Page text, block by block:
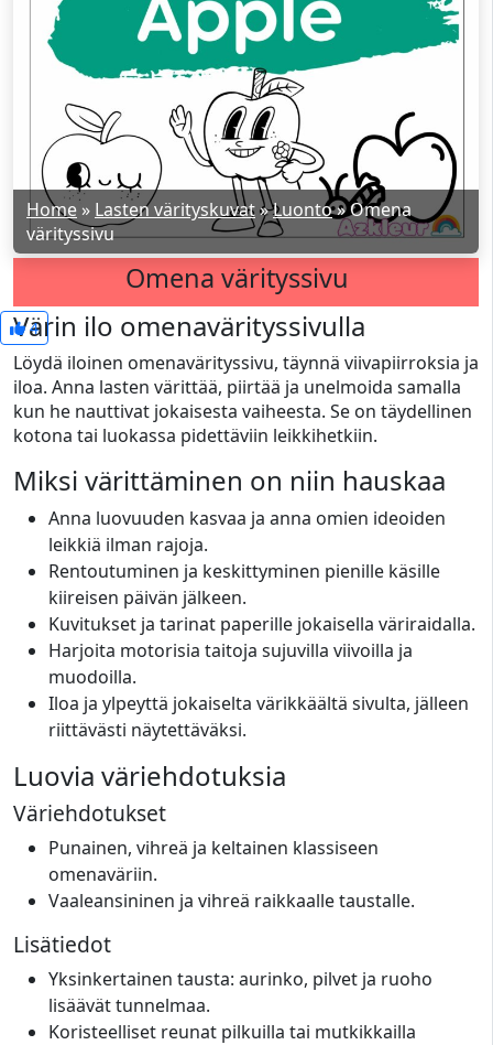
Home » Lasten värityskuvat»Luonto»Omena
värityssivu
Omena värityssivu
4
Värin ilo omenavärityssivulla
Löydä iloinen omenavärityssivu, täynnä viivapiirroksia ja
iloa. Anna lasten värittää, piirtää ja unelmoida samalla
kun he nauttivat jokaisesta vaiheesta. Se on täydellinen
kotona tai luokassa pidettäviin leikkihetkiin.
Miksi värittäminen on niin hauskaa
Anna luovuuden kasvaa ja anna omien ideoiden
leikkiä ilman rajoja.
Rentoutuminen ja keskittyminen pienille käsille
kiireisen päivän jälkeen.
Kuvitukset ja tarinat paperille jokaisella väriraidalla.
Harjoita motorisia taitoja sujuvilla viivoilla ja
muodoilla.
Iloa ja ylpeyttä jokaiselta värikkäältä sivulta, jälleen
riittävästi näytettäväksi.
Luovia väriehdotuksia
Väriehdotukset
Punainen, vihreä ja keltainen klassiseen
omenaväriin.
Vaaleansininen ja vihreä raikkaalle taustalle.
Lisätiedot
Yksinkertainen tausta: aurinko, pilvet ja ruoho
lisäävät tunnelmaa.
Koristeelliset reunat pilkuilla tai mutkikkailla